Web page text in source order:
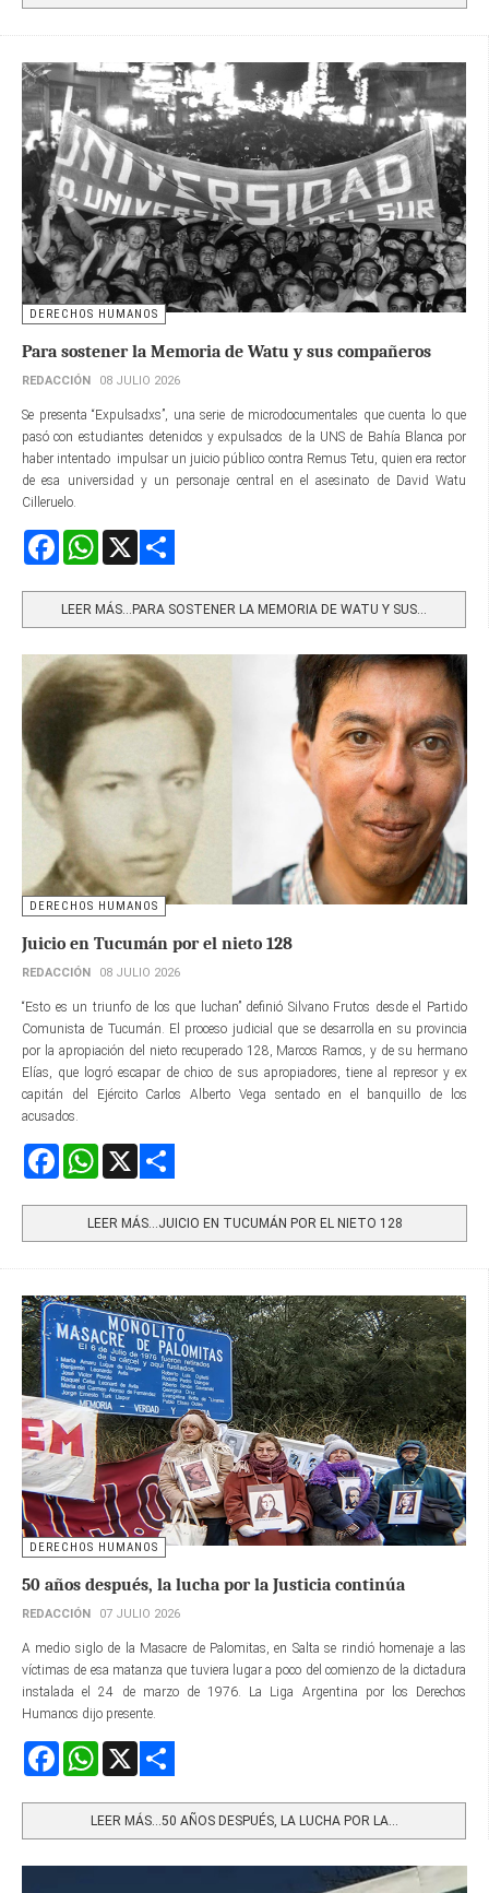
DERECHOS HUMANOS
Para sostener la Memoria de Watu y sus compañeros
REDACCIÓN 08 JULIO 2026
Se presenta “Expulsadxs”, una serie de microdocumentales que cuenta lo que
pasó con estudiantes detenidos y expulsados de la UNS de Bahía Blanca por
haber intentado impulsar un juicio público contra Remus Tetu, quien era rector
de esa universidad y un personaje central en el asesinato de David Watu
Cilleruelo.
FacebookWhatsApp
LEER MÁS…PARA SOSTENER LA MEMORIA DE WATU Y SUS...
DERECHOS HUMANOS
Juicio en Tucumán por el nieto 128
REDACCIÓN 08 JULIO 2026
“Esto es un triunfo de los que luchan” definió Silvano Frutos desde el Partido
Comunista de Tucumán. El proceso judicial que se desarrolla en su provincia
por la apropiación del nieto recuperado 128, Marcos Ramos, y de su hermano
Elías, que logró escapar de chico de sus apropiadores, tiene al represor y ex
capitán del Ejército Carlos Alberto Vega sentado en el banquillo de los
acusados.
FacebookWhatsApp
LEER MÁS…JUICIO EN TUCUMÁN POR EL NIETO 128
DERECHOS HUMANOS
50 años después, la lucha por la Justicia continúa
REDACCIÓN 07 JULIO 2026
A medio siglo de la Masacre de Palomitas, en Salta se rindió homenaje a las
víctimas de esa matanza que tuviera lugar a poco del comienzo de la dictadura
instalada el 24 de marzo de 1976. La Liga Argentina por los Derechos
Humanos dijo presente.
FacebookWhatsApp
LEER MÁS…50 AÑOS DESPUÉS, LA LUCHA POR LA...